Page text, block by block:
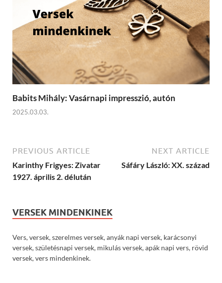
Babits Mihály: Vasárnapi impresszió, autón
2025.03.03.
PREVIOUS ARTICLE
Karinthy Frigyes: Zivatar
1927. április 2. délután
NEXT ARTICLE
Sáfáry László: XX. század
VERSEK MINDENKINEK
Vers, versek, szerelmes versek, anyák napi versek, karácsonyi
versek, születésnapi versek, mikulás versek, apák napi vers, rövid
versek, vers mindenkinek.